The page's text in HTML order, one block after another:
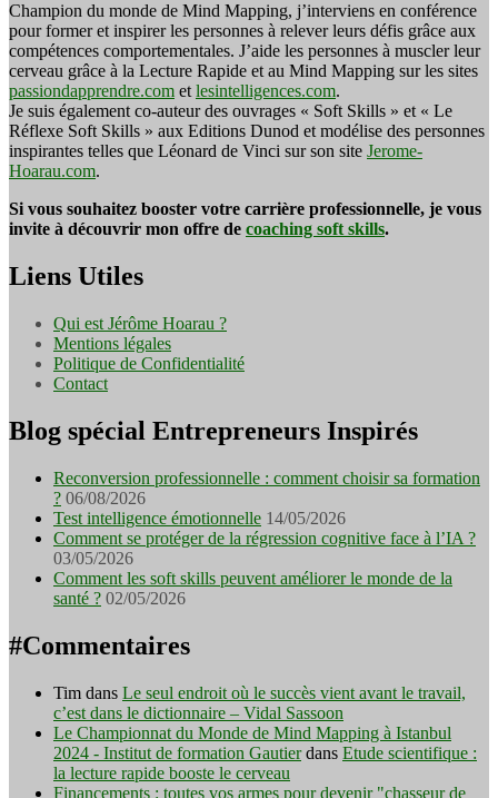
Champion du monde de Mind Mapping, j’interviens en conférence
pour former et inspirer les personnes à relever leurs défis grâce aux
compétences comportementales. J’aide les personnes à muscler leur
cerveau grâce à la Lecture Rapide et au Mind Mapping sur les sites
passiondapprendre.com et lesintelligences.com.
Je suis également co-auteur des ouvrages « Soft Skills » et « Le
Réflexe Soft Skills » aux Editions Dunod et modélise des personnes
inspirantes telles que Léonard de Vinci sur son site Jerome-
Hoarau.com.
Si vous souhaitez booster votre carrière professionnelle, je vous
invite à découvrir mon offre de coaching soft skills.
Liens Utiles
Qui est Jérôme Hoarau ?
Mentions légales
Politique de Confidentialité
Contact
Blog spécial Entrepreneurs Inspirés
Reconversion professionnelle : comment choisir sa formation
? 06/08/2026
Test intelligence émotionnelle 14/05/2026
Comment se protéger de la régression cognitive face à l’IA ?
03/05/2026
Comment les soft skills peuvent améliorer le monde de la
santé ? 02/05/2026
#Commentaires
Tim dans Le seul endroit où le succès vient avant le travail,
c’est dans le dictionnaire – Vidal Sassoon
Le Championnat du Monde de Mind Mapping à Istanbul
2024 - Institut de formation Gautierdans Etude scientifique :
la lecture rapide booste le cerveau
Financements : toutes vos armes pour devenir "chasseur de